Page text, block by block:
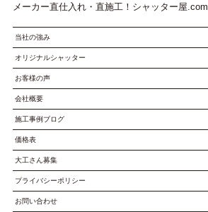
メーカー直仕入れ・直施工！シャッター屋.com
当社の強み
オリジナルシャッター
お客様の声
会社概要
施工事例ブログ
価格表
大工さん募集
プライバシーポリシー
お問い合わせ